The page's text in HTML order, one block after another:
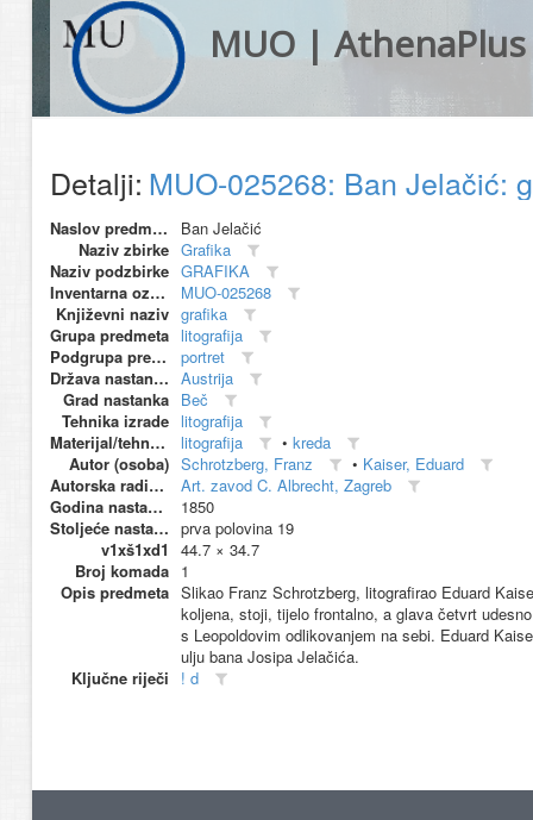
MUO | AthenaPlus
Detalji: MUO-025268: Ban Jelačić:
Naslov predmeta
Ban Jelačić
Naziv zbirke Grafika
Naziv podzbirke GRAFIKA
Inventarna oznaka
MUO-025268
Književni naziv grafika
Grupa predmeta litografija
Podgrupa predmeta
portret
Država nastanka Austrija
Grad nastanka Beč
Tehnika izrade litografija
Materijal/tehnika
litografija • kreda
Autor (osoba) Schrotzberg, Franz • Kaiser, Eduard
Autorska radionica (proizvođač)
Art. zavod C. Albrecht, Zagreb
Godina nastanka
1850
Stoljeće nastanka prva polovina 19
v1xš1xd1
44.7 × 34.7
Broj komada 1
Opis predmeta Slikao Franz Schrotzberg, litografirao Eduard
koljena, stoji, tijelo frontalno, a glava četvrt
s Leopoldovim odlikovanjem na sebi. Eduard
ulju bana Josipa Jelačića.
Ključne riječi
! d